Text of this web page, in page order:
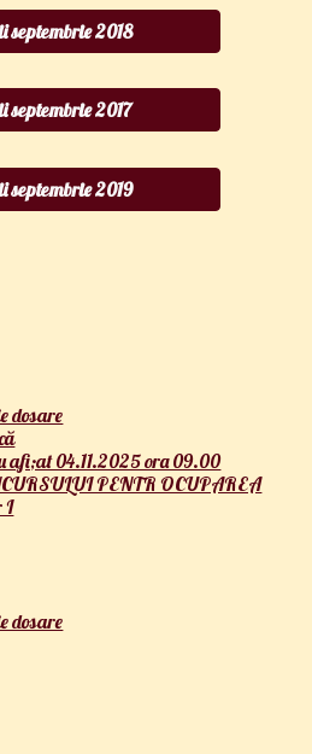
septembrie 2018
2017
septembrie 2019
dosare
afi;at 04.11.2025 ora 09.00
PENTR OCUPAREA
I
dosare